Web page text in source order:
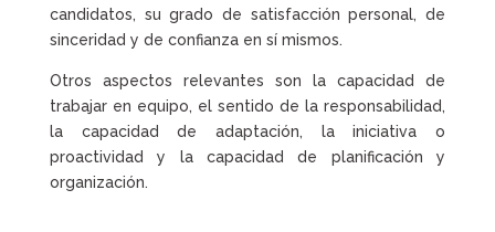
candidatos, su grado de satisfacción personal, de
sinceridad y de confianza en sí mismos.
Otros aspectos relevantes son la capacidad de
trabajar en equipo, el sentido de la responsabilidad,
la capacidad de adaptación, la iniciativa o
proactividad y la capacidad de planificación y
organización.